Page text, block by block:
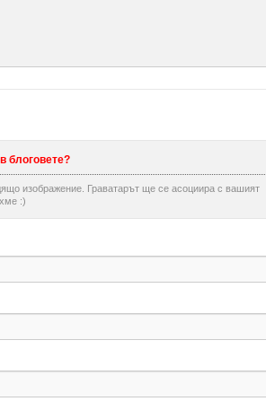
блоговете?
изображение. Граватарът ще се асоциира с вашият
:)